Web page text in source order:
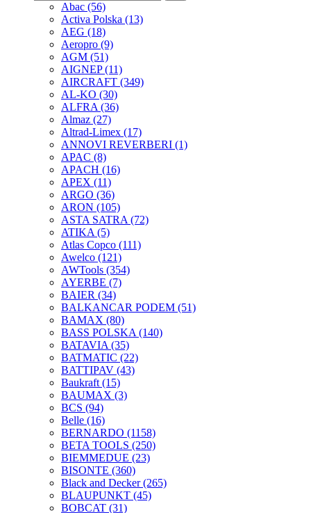
Abac (56)
Activa Polska (13)
AEG (18)
Aeropro (9)
AGM (51)
AIGNEP(11)
AIRCRAFT (349)
AL-KO (30)
ALFRA (36)
Almaz (27)
Altrad-Limex (17)
ANNOVI REVERBERI (1)
APAC (8)
APACH (16)
APEX (11)
ARGO (36)
ARON (105)
ASTA SATRA (72)
ATIKA (5)
Atlas Copco (111)
Awelco (121)
AWTools (354)
AYERBE (7)
BAIER (34)
BALKANCAR PODEM (51)
BAMAX (80)
BASS POLSKA (140)
BATAVIA (35)
BATMATIC (22)
BATTIPAV (43)
Baukraft (15)
BAUMAX (3)
BCS (94)
Belle (16)
BERNARDO (1158)
BETA TOOLS (250)
BIEMMEDUE (23)
BISONTE (360)
Black and Decker(265)
BLAUPUNKT (45)
BOBCAT (31)